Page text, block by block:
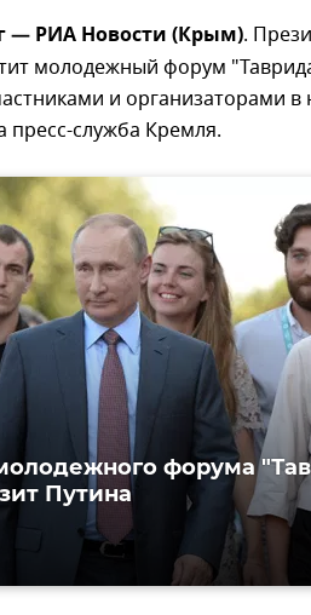
— РИА Новости (Крым).
молодежный форум
и организаторами
пресс-служба Кремля.
форума
Путина